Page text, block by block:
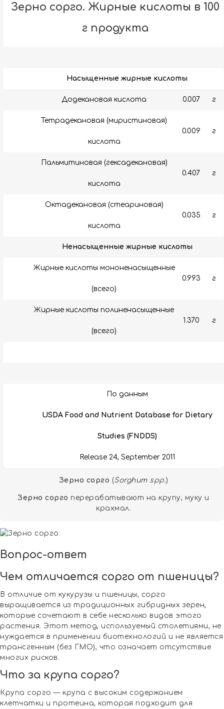
Зерно сорго. Жирные кислоты в 100
г продукта
Насыщенные жирные кислоты
Додекановая кислота 0.007 г
Тетрадекановая (миристиновая)
кислота
0.009 г
Пальмитиновая (гексадекановая)
кислота
0.407 г
Октадекановая (стеариновая)
кислота
0.035 г
Ненасыщенные жирные кислоты
Жирные кислоты мононенасыщенные
(всего)
0.993 г
Жирные кислоты полиненасыщенные
(всего)
1.370 г
По данным
USDA Food and Nutrient Database for Dietary
Studies (FNDDS)
Release 24, September 2011
Зерно сорго (Sorghum spp.)
Зерно сорго перерабатывают на крупу, муку и
крахмал.
Вопрос-ответ
Чем отличается сорго от пшеницы?
В отличие от кукурузы и пшеницы, сорго
выращивается из традиционных гибридных зерен,
которые сочетают в себе несколько видов этого
растения. Этот метод, используемый столетиями, не
нуждается в применении биотехнологий и не является
трансгенным (без ГМО), что означает отсутствие
многих рисков.
Что за крупа сорго?
Крупа сорго — крупа с высоким содержанием
клетчатки и протеина, которая подходит для